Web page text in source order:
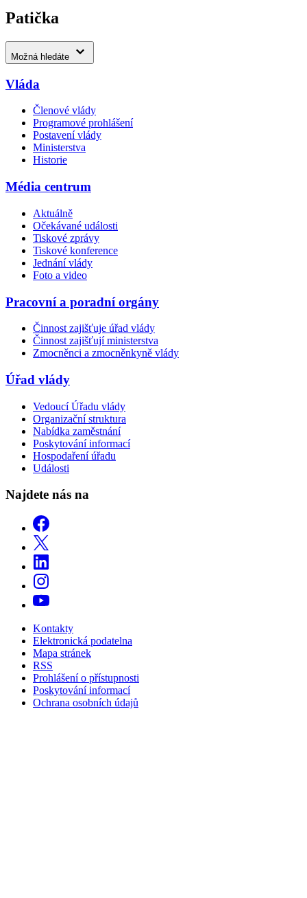
Patička
Možná hledáte
Vláda
Členové vlády
Programové prohlášení
Postavení vlády
Ministerstva
Historie
Média centrum
Aktuálně
Očekávané události
Tiskové zprávy
Tiskové konference
Jednání vlády
Foto a video
Pracovní a poradní orgány
Činnost zajišťuje úřad vlády
Činnost zajišťují ministerstva
Zmocněnci a zmocněnkyně vlády
Úřad vlády
Vedoucí Úřadu vlády
Organizační struktura
Nabídka zaměstnání
Poskytování informací
Hospodaření úřadu
Události
Najdete nás na
Kontakty
Elektronická podatelna
Mapa stránek
RSS
Prohlášení o přístupnosti
Poskytování informací
Ochrana osobních údajů